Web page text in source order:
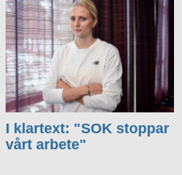
I klartext: "SOK stoppar
vårt arbete"